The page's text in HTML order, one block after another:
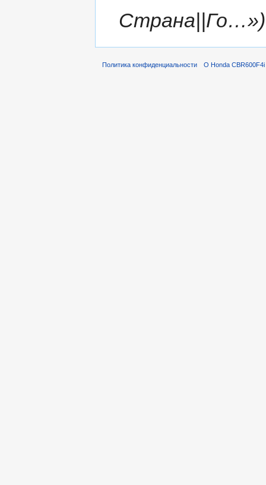
Страна||Го…»
Политика конфиденциальности О Honda CBR600F4i